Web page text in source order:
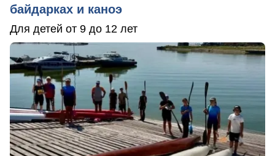
байдарках и каноэ
Для детей от 9 до 12 лет